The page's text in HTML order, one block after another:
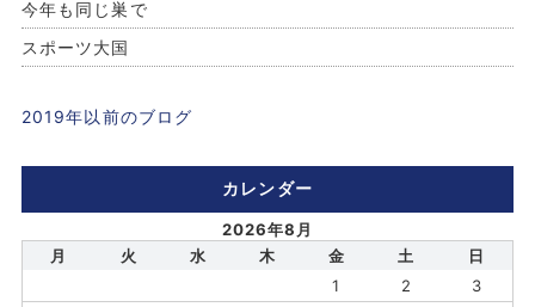
今年も同じ巣で
スポーツ大国
2019年以前のブログ
カレンダー
2026年8月
月
火 水 木 金 土
日
1
2
3